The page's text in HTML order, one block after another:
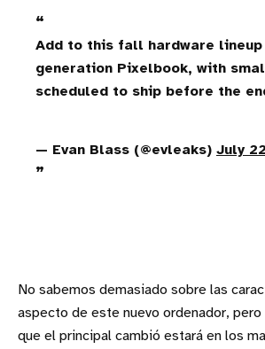
Add to this fall hardware lineup
generation Pixelbook, with
scheduled to ship before the
— Evan Blass (@evleaks) July
No sabemos demasiado sobre las
aspecto de este nuevo ordenador, pero
que el principal cambió estará en los